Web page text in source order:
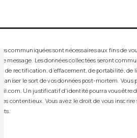
communiquées sont nécessaires aux fins de
message. Les données collectées seront
de rectification, d’effacement, de portabilité,
le sort de vos données post-mortem.
Un justificatif d'identité pourra vous être
contentieux. Vous avez le droit de vous